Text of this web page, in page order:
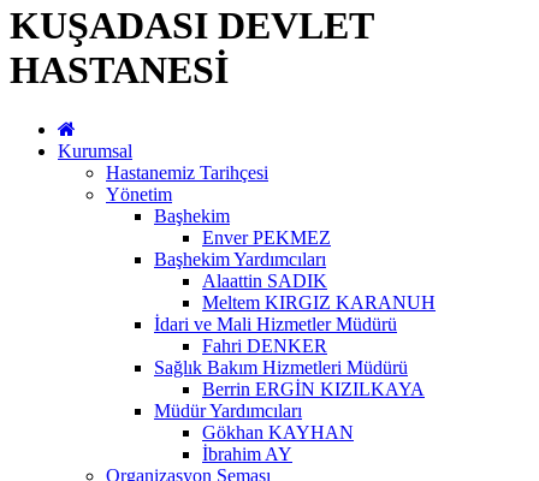
KUŞADASI DEVLET
HASTANESİ
Kurumsal
Hastanemiz Tarihçesi
Yönetim
Başhekim
Enver PEKMEZ
Başhekim Yardımcıları
Alaattin SADIK
Meltem KIRGIZ KARANUH
İdari ve Mali Hizmetler Müdürü
Fahri DENKER
Sağlık Bakım Hizmetleri Müdürü
Berrin ERGİN KIZILKAYA
Müdür Yardımcıları
Gökhan KAYHAN
İbrahim AY
Organizasyon Şeması